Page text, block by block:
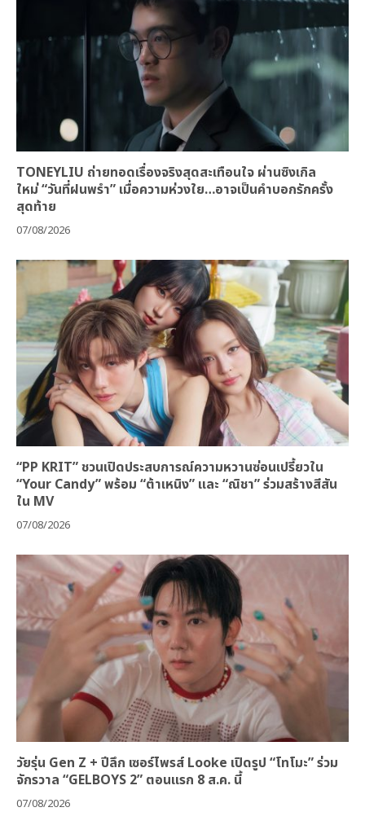
TONEYLIU ถ่ายทอดเรื่องจริงสุดสะเทือนใจ ผ่านซิงเกิล
ใหม่ “วันที่ฝนพรำ” เมื่อความห่วงใย…อาจเป็นคำบอกรักครั้ง
สุดท้าย
07/08/2026
“PP KRIT” ชวนเปิดประสบการณ์ความหวานซ่อนเปรี้ยวใน
“Your Candy” พร้อม “ต้าเหนิง” และ “ณิชา” ร่วมสร้างสีสัน
ใน MV
07/08/2026
วัยรุ่น Gen Z + ปีลึก เซอร์ไพรส์ Looke เปิดรูป “โทโมะ” ร่วม
จักรวาล “GELBOYS 2” ตอนแรก 8 ส.ค. นี้
07/08/2026